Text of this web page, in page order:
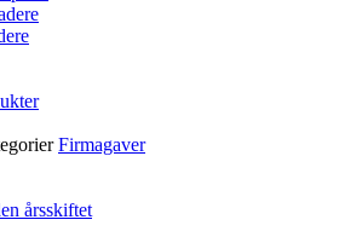
Firmagaver
årsskiftet